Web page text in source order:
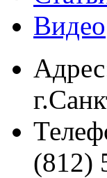
Видео
(812)